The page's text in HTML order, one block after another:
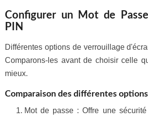
Configurer un Mot de
PIN
Différentes options de verrouillage
Comparons-les avant de choisir celle
mieux.
Comparaison des différentes
Mot de passe : Offre une